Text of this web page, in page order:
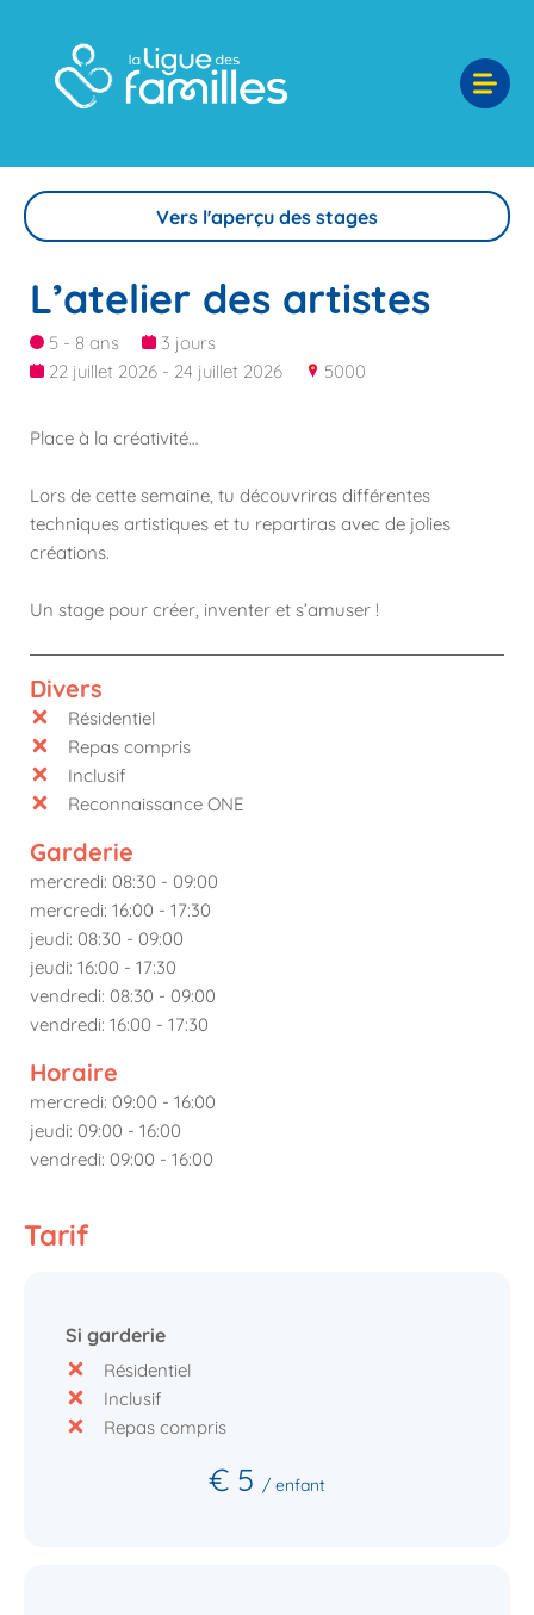
Vers l'aperçu des stages
L’atelier des artistes
5 - 8 ans
3 jours
22 juillet 2026 - 24 juillet 2026
5000
Place à la créativité…
Lors de cette semaine, tu découvriras différentes
techniques artistiques et tu repartiras avec de jolies
créations.
Un stage pour créer, inventer et s’amuser !
Divers
Résidentiel
Repas compris
Inclusif
Reconnaissance ONE
Garderie
mercredi: 08:30 - 09:00
mercredi: 16:00 - 17:30
jeudi: 08:30 - 09:00
jeudi: 16:00 - 17:30
vendredi: 08:30 - 09:00
vendredi: 16:00 - 17:30
Horaire
mercredi: 09:00 - 16:00
jeudi: 09:00 - 16:00
vendredi: 09:00 - 16:00
Tarif
Si garderie
Résidentiel
Inclusif
Repas compris
€ 5 / enfant